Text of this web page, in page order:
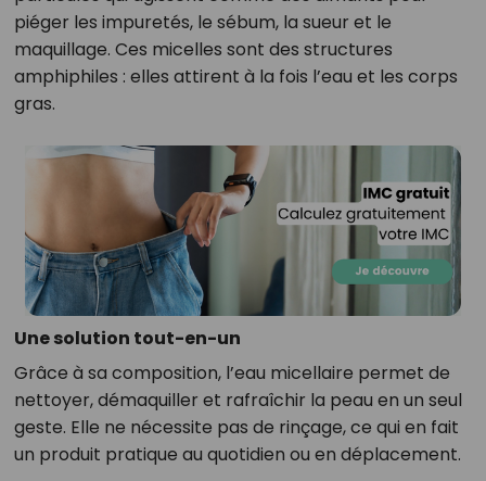
piéger les impuretés, le sébum, la sueur et le
maquillage. Ces micelles sont des structures
amphiphiles : elles attirent à la fois l’eau et les corps
gras.
Une solution tout-en-un
Grâce à sa composition, l’eau micellaire permet de
nettoyer, démaquiller et rafraîchir la peau en un seul
geste. Elle ne nécessite pas de rinçage, ce qui en fait
un produit pratique au quotidien ou en déplacement.